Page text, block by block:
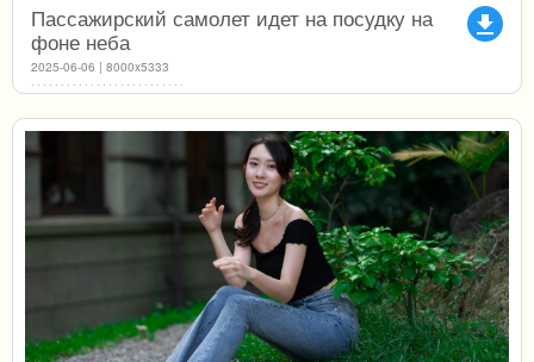
file_download
Пассажирский самолет идет на посудку на
фоне неба
2025-06-06 | 8000x5333